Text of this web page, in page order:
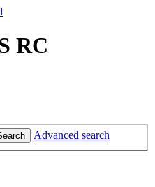
RC
Advanced search